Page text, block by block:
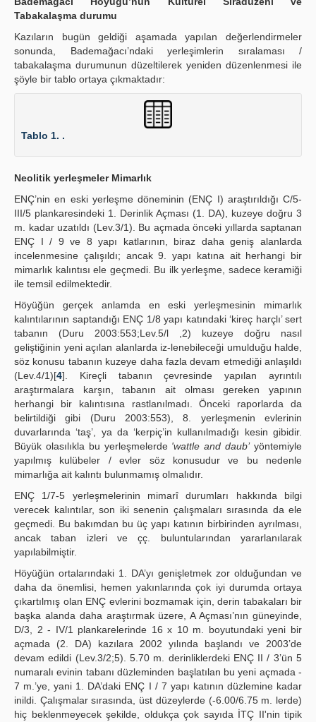
Tabakalaşma durumu
Kazıların bugün geldiği aşamada yapılan değerlendirmeler
sonunda, Bademağacı’ndaki yerleşimlerin sıralaması /
tabakalaşma durumunun düzeltilerek yeniden düzenlenmesi ile
şöyle bir tablo ortaya çıkmaktadır:
Tablo 1. .
Neolitik yerleşmeler Mimarlık
ENÇ’nin en eski yerleşme döneminin (ENÇ I) araştırıldığı C/5-
III/5 plankaresindeki 1. Derinlik Açması (1. DA), kuzeye doğru 3
m. kadar uzatıldı (Lev.3/1). Bu açmada önceki yıllarda saptanan
ENÇ I / 9 ve 8 yapı katlarının, biraz daha geniş alanlarda
incelenmesine çalışıldı; ancak 9. yapı katına ait herhangi bir
mimarlık kalıntısı ele geçmedi. Bu ilk yerleşme, sadece keramiği
ile temsil edilmektedir.
Höyüğün gerçek anlamda en eski yerleşmesinin mimarlık
kalıntılarının saptandığı ENÇ 1/8 yapı katındaki ‘kireç harçlı’ sert
tabanın (Duru 2003:553;Lev.5/l ,2) kuzeye doğru nasıl
geliştiğinin yeni açılan alanlarda iz-lenebileceği umulduğu halde,
söz konusu tabanın kuzeye daha fazla devam etmediği anlaşıldı
(Lev.4/1)[4]. Kireçli tabanın çevresinde yapılan ayrıntılı
araştırmalara karşın, tabanın ait olması gereken yapının
herhangi bir kalıntısına rastlanılmadı. Önceki raporlarda da
belirtildiği gibi (Duru 2003:553), 8. yerleşmenin evlerinin
duvarlarında ‘taş’, ya da ‘kerpiç’in kullanılmadığı kesin gibidir.
Büyük olasılıkla bu yerleşmelerde 'wattle and daub’yöntemiyle
yapılmış kulübeler / evler söz konusudur ve bu nedenle
mimarlığa ait kalıntı bulunmamış olmalıdır.
ENÇ 1/7-5 yerleşmelerinin mimarî durumları hakkında bilgi
verecek kalıntılar, son iki senenin çalışmaları sırasında da ele
geçmedi. Bu bakımdan bu üç yapı katının birbirinden ayrılması,
ancak taban izleri ve çç. buluntularından yararlanılarak
yapılabilmiştir.
Höyüğün ortalarındaki 1. DA’yı genişletmek zor olduğundan ve
daha da önemlisi, hemen yakınlarında çok iyi durumda ortaya
çıkartılmış olan ENÇ evlerini bozmamak için, derin tabakaları bir
başka alanda daha araştırmak üzere, A Açması’nın güneyinde,
D/3, 2 - IV/1 plankarelerinde 16 x 10 m. boyutundaki yeni bir
açmada (2. DA) kazılara 2002 yılında başlandı ve 2003’de
devam edildi (Lev.3/2;5). 5.70 m. derinliklerdeki ENÇ II / 3’ün 5
numaralı evinin tabanı düzleminden başlatılan bu yeni açmada -
7 m.’ye, yani 1. DA’daki ENÇ I / 7 yapı katının düzlemine kadar
inildi. Çalışmalar sırasında, üst düzeylerde (-6.00/6.75 m. lerde)
hiç beklenmeyecek şekilde, oldukça çok sayıda İTÇ II'nin tipik